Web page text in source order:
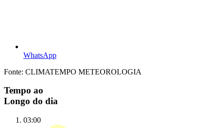
WhatsApp
Fonte: CLIMATEMPO METEOROLOGIA
Tempo ao
Longo do dia
03:00